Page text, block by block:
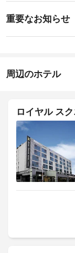
ま
ん
重要なお知らせ
に
あ
周辺のホテル
ロイヤル ス